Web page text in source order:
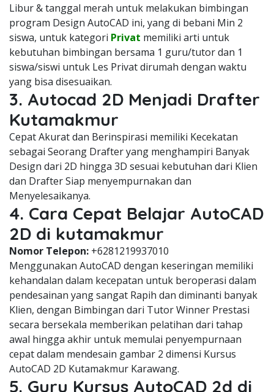
Libur & tanggal merah untuk melakukan bimbingan
program Design AutoCAD ini, yang di bebani Min 2
siswa, untuk kategori Privat memiliki arti untuk
kebutuhan bimbingan bersama 1 guru/tutor dan 1
siswa/siswi untuk Les Privat dirumah dengan waktu
yang bisa disesuaikan.
3. Autocad 2D Menjadi Drafter
Kutamakmur
Cepat Akurat dan Berinspirasi memiliki Kecekatan
sebagai Seorang Drafter yang menghampiri Banyak
Design dari 2D hingga 3D sesuai kebutuhan dari Klien
dan Drafter Siap menyempurnakan dan
Menyelesaikanya.
4. Cara Cepat Belajar AutoCAD
2D di kutamakmur
Nomor Telepon: +6281219937010
Menggunakan AutoCAD dengan keseringan memiliki
kehandalan dalam kecepatan untuk beroperasi dalam
pendesainan yang sangat Rapih dan diminanti banyak
Klien, dengan Bimbingan dari Tutor Winner Prestasi
secara bersekala memberikan pelatihan dari tahap
awal hingga akhir untuk memulai penyempurnaan
cepat dalam mendesain gambar 2 dimensi Kursus
AutoCAD 2D Kutamakmur Karawang.
5. Guru Kursus AutoCAD 2d di